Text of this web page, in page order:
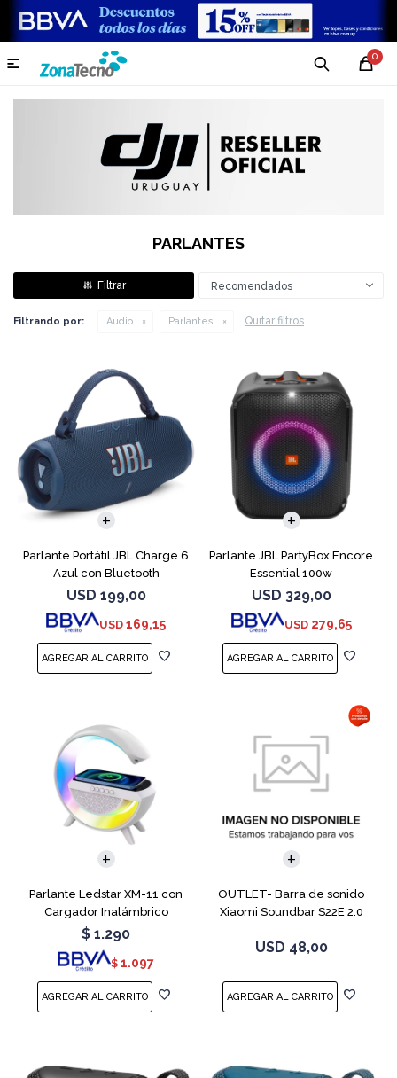
0

PARLANTES
Recomendados
Filtrando por: Audio Parlantes Quitar filtros
Parlante Portátil JBL Charge 6
Azul con Bluetooth
USD 199,00
USD 169,15
Parlante JBL PartyBox Encore
Essential 100w
USD 329,00
USD 279,65
Parlante Ledstar XM-11 con
Cargador Inalámbrico
$ 1.290
$ 1.097
OUTLET- Barra de sonido
Xiaomi Soundbar S22E 2.0
USD 48,00